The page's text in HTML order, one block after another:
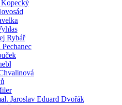
Rybář
Jaroslav Eduard Dvořák